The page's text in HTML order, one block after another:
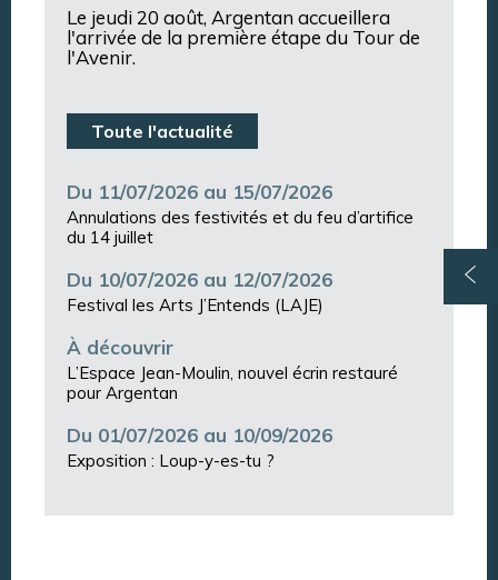
Le jeudi 20 août, Argentan accueillera
l'arrivée de la première étape du Tour de
l'Avenir.
Toute l'actualité
Du 11/07/2026 au 15/07/2026
Annulations des festivités et du feu d’artifice
du 14 juillet
Du 10/07/2026 au 12/07/2026
Festival les Arts J’Entends (LAJE)
À découvrir
L’Espace Jean-Moulin, nouvel écrin restauré
pour Argentan
Du 01/07/2026 au 10/09/2026
Exposition : Loup-y-es-tu ?